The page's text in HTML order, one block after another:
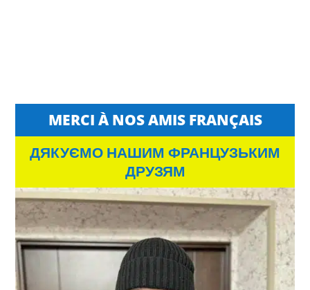
MERCI À NOS AMIS FRANÇAIS
ДЯКУЄМО НАШИМ ФРАНЦУЗЬКИМ
ДРУЗЯМ